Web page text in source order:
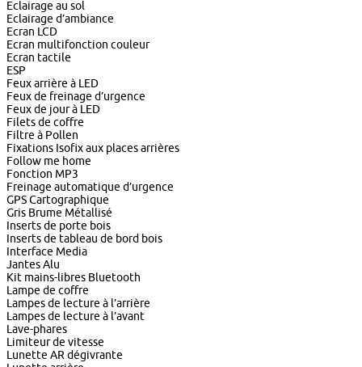
Eclairage au sol
Eclairage d’ambiance
Ecran LCD
Ecran multifonction couleur
Ecran tactile
ESP
Feux arrière à LED
Feux de freinage d’urgence
Feux de jour à LED
Filets de coffre
Filtre à Pollen
Fixations Isofix aux places arrières
Follow me home
Fonction MP3
Freinage automatique d’urgence
GPS Cartographique
Gris Brume Métallisé
Inserts de porte bois
Inserts de tableau de bord bois
Interface Media
Jantes Alu
Kit mains-libres Bluetooth
Lampe de coffre
Lampes de lecture à l’arrière
Lampes de lecture à l’avant
Lave-phares
Limiteur de vitesse
Lunette AR dégivrante